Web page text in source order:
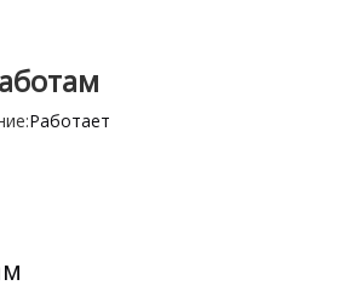
для вилочных погрузчиков
Работает